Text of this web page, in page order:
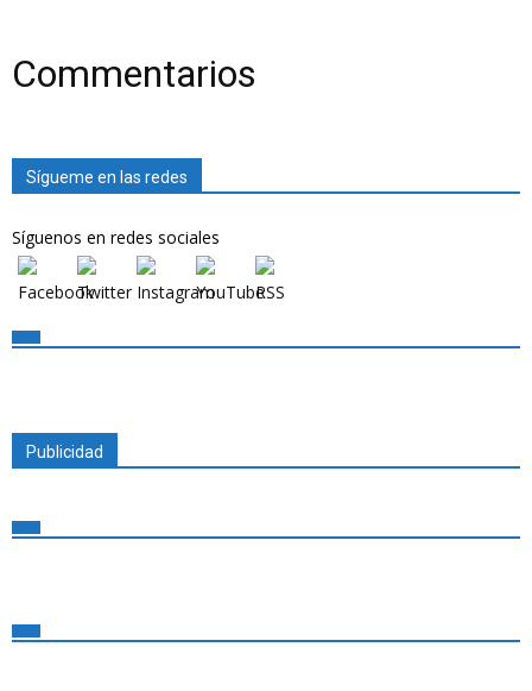
Commentarios
Sígueme en las redes
Síguenos en redes sociales
Publicidad